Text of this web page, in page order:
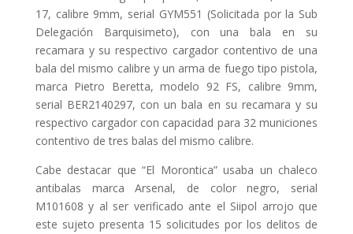
17, calibre 9mm, serial GYM551 (Solicitada por la Sub
Delegación Barquisimeto), con una bala en su
recamara y su respectivo cargador contentivo de una
bala del mismo calibre y un arma de fuego tipo pistola,
marca Pietro Beretta, modelo 92 FS, calibre 9mm,
serial BER2140297, con un bala en su recamara y su
respectivo cargador con capacidad para 32 municiones
contentivo de tres balas del mismo calibre.
Cabe destacar que “El Morontica” usaba un chaleco
antibalas marca Arsenal, de color negro, serial
M101608 y al ser verificado ante el Siipol arrojo que
este sujeto presenta 15 solicitudes por los delitos de